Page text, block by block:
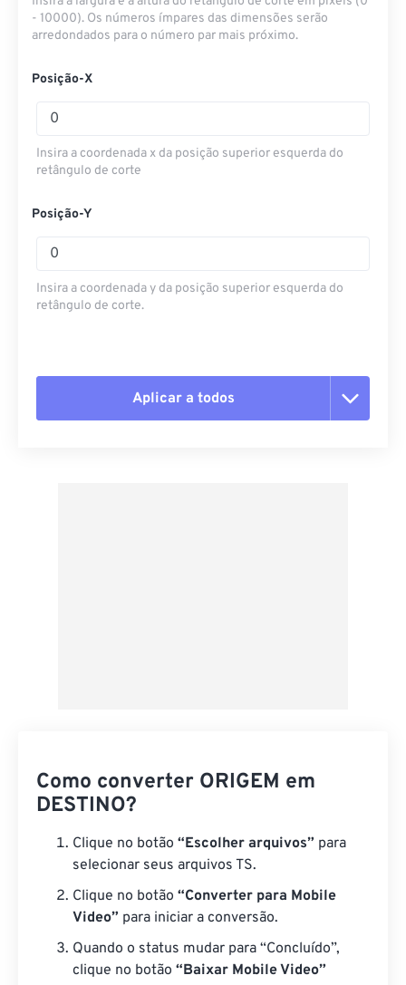
- 10000). Os números ímpares das dimensões serão
arredondados para o número par mais próximo.
Posição-X
Insira a coordenada x da posição superior esquerda do
retângulo de corte
Posição-Y
Insira a coordenada y da posição superior esquerda do
retângulo de corte.
Aplicar a todos
Como converter ORIGEM em
DESTINO?
Clique no botão “Escolher arquivos” para
selecionar seus arquivos TS.
Clique no botão “Converter para Mobile
Video” para iniciar a conversão.
Quando o status mudar para “Concluído”,
clique no botão “Baixar Mobile Video”